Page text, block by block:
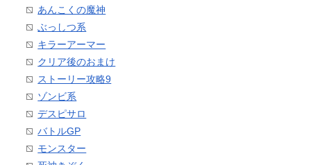
あんこくの魔神
ぶっしつ系
キラーアーマー
クリア後のおまけ
ストーリー攻略9
ゾンビ系
デスピサロ
バトルGP
モンスター